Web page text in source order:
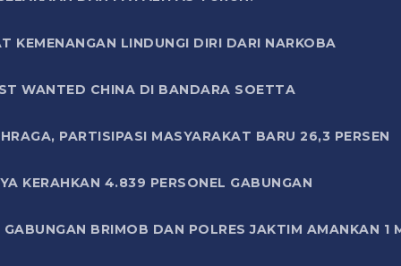
KEMENANGAN LINDUNGI DIRI DARI NARKOBA
WANTED CHINA DI BANDARA SOETTA
PARTISIPASI MASYARAKAT BARU 26,3 PERSEN
KERAHKAN 4.839 PERSONEL GABUNGAN
BRIMOB DAN POLRES JAKTIM AMANKAN 1